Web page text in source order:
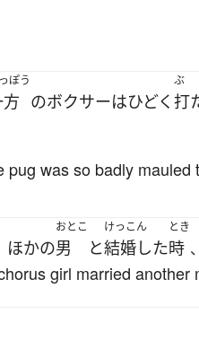
ぽう
のボクサーはひどく
ぶ
打
was so badly
ほかの
おとこ
男 と
けっこん
結婚した
とき
時 、
girl married another